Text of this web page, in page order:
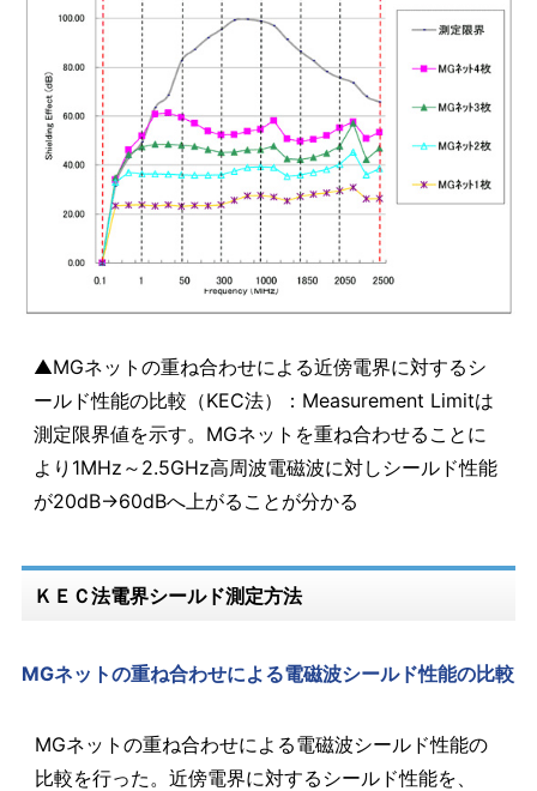
▲MGネットの重ね合わせによる近傍電界に対するシ
ールド性能の比較（KEC法）：Measurement Limitは
測定限界値を示す。MGネットを重ね合わせることに
より1MHz～2.5GHz高周波電磁波に対しシールド性能
が20dB→60dBへ上がることが分かる
ＫＥＣ法電界シールド測定方法
MGネットの重ね合わせによる電磁波シールド性能の比較
MGネットの重ね合わせによる電磁波シールド性能の
比較を行った。近傍電界に対するシールド性能を、